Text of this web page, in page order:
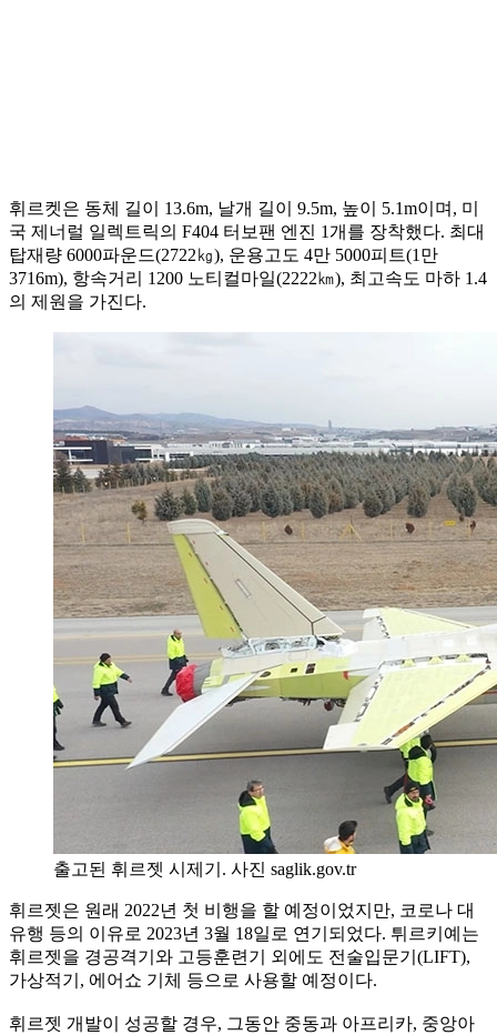
휘르켓은 동체 길이 13.6m, 날개 길이 9.5m, 높이 5.1m이며, 미
국 제너럴 일렉트릭의 F404 터보팬 엔진 1개를 장착했다. 최대
탑재량 6000파운드(2722㎏), 운용고도 4만 5000피트(1만
3716m), 항속거리 1200 노티컬마일(2222㎞), 최고속도 마하 1.4
의 제원을 가진다.
출고된 휘르젯 시제기. 사진 saglik.gov.tr
휘르젯은 원래 2022년 첫 비행을 할 예정이었지만, 코로나 대
유행 등의 이유로 2023년 3월 18일로 연기되었다. 튀르키예는
휘르젯을 경공격기와 고등훈련기 외에도 전술입문기(LIFT),
가상적기, 에어쇼 기체 등으로 사용할 예정이다.
휘르젯 개발이 성공할 경우, 그동안 중동과 아프리카, 중앙아